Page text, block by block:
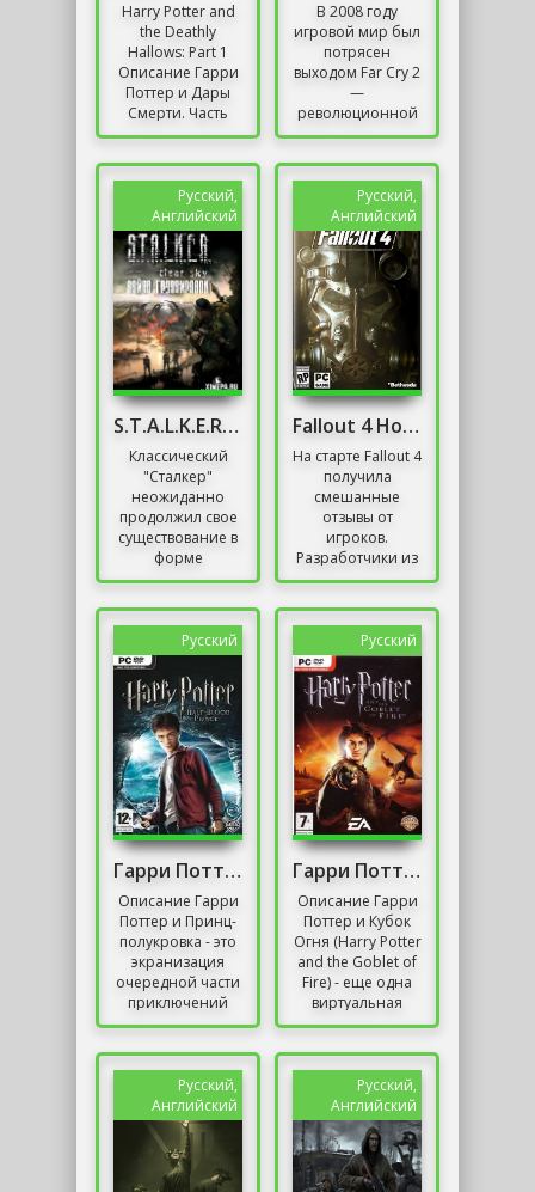
Harry Potter and
the Deathly
Hallows: Part 1
Описание Гарри
Поттер и Дары
Смерти. Часть
первая - седьмой
о волшебнике,...
В 2008 году
игровой мир был
потрясен
выходом Far Cry 2
—
революционной
игры, которая
в жанре шутеров
от первого
лица....
Русский,
Английский
S.T.A.L.K.E.R. Чистое Небо - Война Группировок
Классический
"Сталкер"
неожиданно
продолжил свое
существование в
форме
обновленного
ограничились
простым
ремастером;...
Русский,
Английский
Fallout 4 Horizon
На старте Fallout 4
получила
смешанные
отзывы от
игроков.
Разработчики из
Bethesda
всё, что
сочетается и не
сочетается с...
Русский
Гарри Поттер и Принц-Полукровка / Harry Potter
Описание Гарри
Поттер и Принц-
полукровка - это
экранизация
очередной части
приключений
всемирно
Сюжет игры
основан на...
Русский
Гарри Поттер и Кубок Огня / Harry Potter and the
Описание Гарри
Поттер и Кубок
Огня (Harry Potter
and the Goblet of
Fire) - еще одна
виртуальная
адаптация
которой...
Русский,
Английский
Русский,
Английский